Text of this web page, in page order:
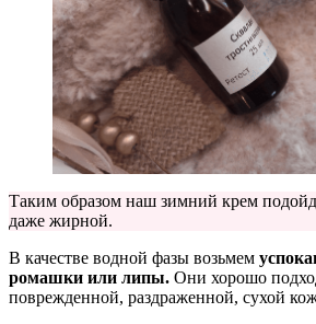
Таким образом наш зимний крем
даже жирной.
В качестве водной фазы возьмем
ромашки или липы. Они хорошо
поврежденной, раздраженной, сухой